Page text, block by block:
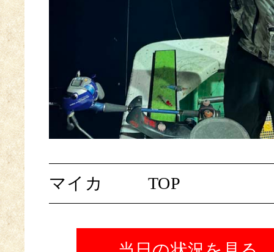
マイカ TOP